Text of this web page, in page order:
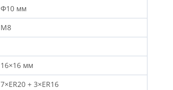
Φ10 мм
M8
16×16 мм
7×ER20 + 3×ER16